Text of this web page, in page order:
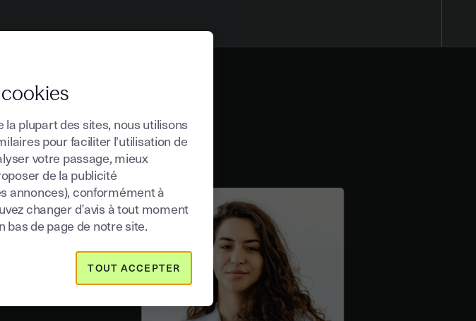
la plupart des sites, nous utilisons
pour faciliter l'utilisation de
votre passage, mieux
de la publicité
annonces), conformément à
changer d’avis à tout moment
bas de page de notre site.
TOUT ACCEPTER